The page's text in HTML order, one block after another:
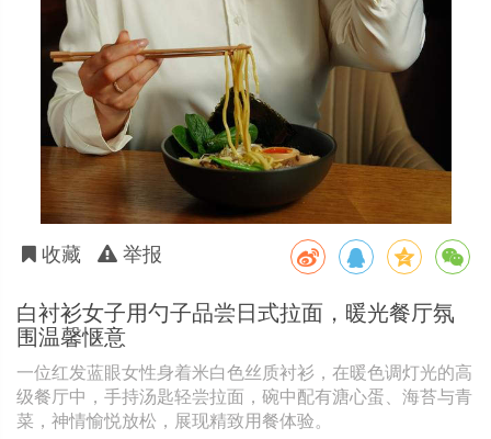
收藏 举报
白衬衫女子用勺子品尝日式拉面，暖光餐厅氛
围温馨惬意
一位红发蓝眼女性身着米白色丝质衬衫，在暖色调灯光的高
级餐厅中，手持汤匙轻尝拉面，碗中配有溏心蛋、海苔与青
菜，神情愉悦放松，展现精致用餐体验。